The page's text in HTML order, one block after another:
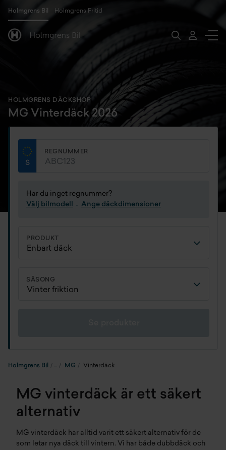
Holmgrens Bil Holmgrens Fritid
HOLMGRENS DÄCKSHOP
MG Vinterdäck 2026
REGNUMMER
Har du inget regnummer?
Välj bilmodell
Ange däckdimensioner
PRODUKT
SÄSONG
Holmgrens Bil MG Vinterdäck
MG vinterdäck är ett säkert
alternativ
MG vinterdäck har alltid varit ett säkert alternativ för de
som letar nya däck till vintern. Vi har både dubbdäck och